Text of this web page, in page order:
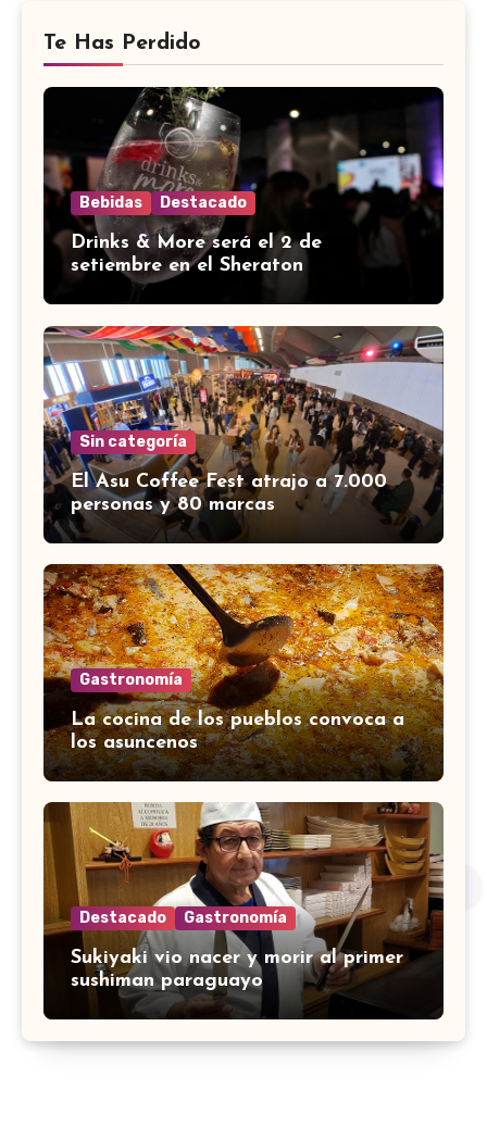
Te Has Perdido
Bebidas Destacado
Drinks & More será el 2 de
setiembre en el Sheraton
Sin categoría
El Asu Coffee Fest atrajo a 7.000
personas y 80 marcas
Gastronomía
La cocina de los pueblos convoca a
los asuncenos
Destacado Gastronomía
Sukiyaki vio nacer y morir al primer
sushiman paraguayo